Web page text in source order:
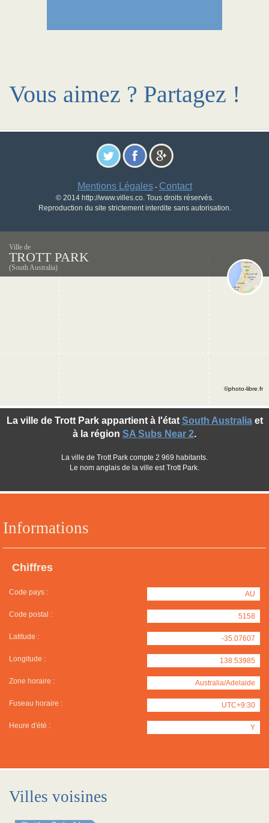
Vous aimez ? Partagez !
Mentions Légales- Contact
© 2014 http://www.villes.co. Tous droits réservés.
Reproduction du site strictement interdite sans autorisation.
Ville de
TROTT PARK
(South Australia)
Informations
Chiffres
Code pays : AU
Code postal : 5158
Latitude : -35.07607
Longitude : 138.53985
Zone horaire : Australia/Adelaide
Fuseau horaire : UTC+9:30
Heure d'été : Y
La ville de Trott Park appartient à l'état South Australiaet
à la région SA Subs Near 2.
La ville de Trott Park compte 2 969 habitants.
Le nom anglais de la ville est Trott Park.
©photo-libre.fr
Villes voisines